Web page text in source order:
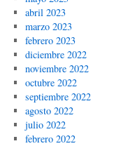
abril 2023
marzo 2023
febrero 2023
diciembre 2022
noviembre 2022
octubre 2022
septiembre 2022
agosto 2022
julio 2022
febrero 2022